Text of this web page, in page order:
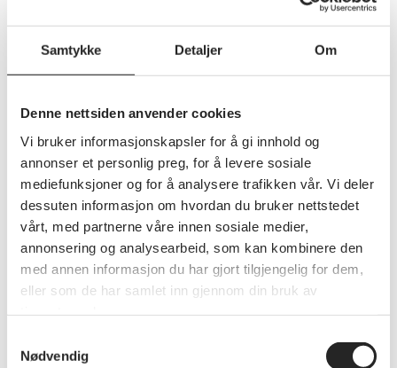
Samtykke Detaljer Om
Denne nettsiden anvender cookies
Vi bruker informasjonskapsler for å gi innhold og
annonser et personlig preg, for å levere sosiale
mediefunksjoner og for å analysere trafikken vår. Vi deler
dessuten informasjon om hvordan du bruker nettstedet
vårt, med partnerne våre innen sosiale medier,
annonsering og analysearbeid, som kan kombinere den
med annen informasjon du har gjort tilgjengelig for dem,
eller som de har samlet inn gjennom din bruk av
Nødvendig
Annet